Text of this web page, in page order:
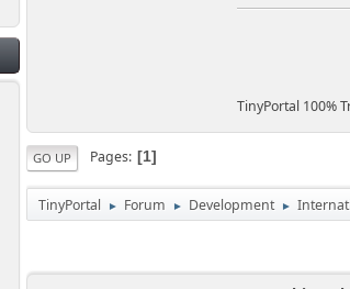
TinyPortal 100%
GO UP Pages 1
TinyPortal ► Forum ► Development ►